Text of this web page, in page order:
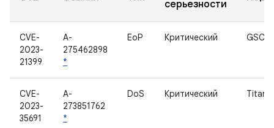
серьезности
CVE-
2023-
21399
A-
275462898
*
EoP Критический GSC
CVE-
2023-
35691
A-
273851762
*
DoS Критический Titan